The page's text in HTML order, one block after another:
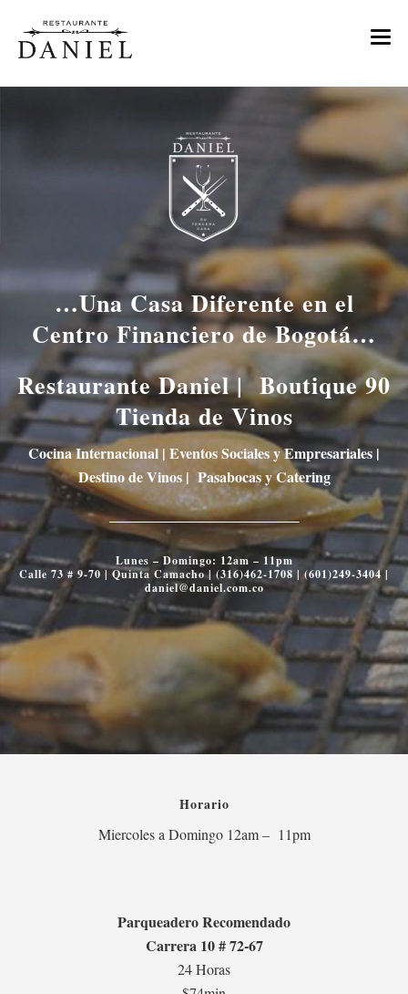
MENU
RESERVAS…Una Casa Diferente en el
Centro Financiero de Bogotá…
Restaurante Daniel | Boutique 90
Tienda de Vinos
Cocina Internacional | Eventos Sociales y Empresariales |
Destino de Vinos | Pasabocas y Catering
Lunes – Domingo: 12am – 11pm
Calle 73 # 9-70 | Quinta Camacho|(316)462-1708 |(601)249-3404|
daniel@daniel.com.co
Horario
Miercoles a Domingo 12am – 11pm
Parqueadero Recomendado
Carrera 10 # 72-67
24 Horas